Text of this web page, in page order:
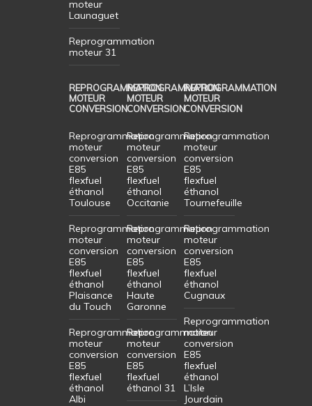
moteur
Launaguet
Reprogrammation
moteur 31
REPROGRAMMATION
MOTEUR
CONVERSION
Reprogrammation
moteur
conversion
E85
flexfuel
éthanol
Toulouse
Reprogrammation
moteur
conversion
E85
flexfuel
éthanol
Plaisance
du Touch
Reprogrammation
moteur
conversion
E85
flexfuel
éthanol
Albi
REPROGRAMMATION
MOTEUR
CONVERSION
Reprogrammation
moteur
conversion
E85
flexfuel
éthanol
Occitanie
Reprogrammation
moteur
conversion
E85
flexfuel
éthanol
Haute
Garonne
Reprogrammation
moteur
conversion
E85
flexfuel
éthanol 31
REPROGRAMMATION
MOTEUR
CONVERSION
Reprogrammation
moteur
conversion
E85
flexfuel
éthanol
Tournefeuille
Reprogrammation
moteur
conversion
E85
flexfuel
éthanol
Cugnaux
Reprogrammation
moteur
conversion
E85
flexfuel
éthanol
L’Isle
Jourdain